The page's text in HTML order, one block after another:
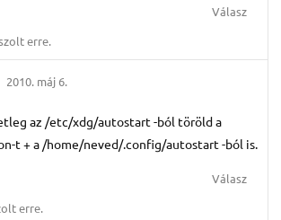
Válasz
erre.
2010. máj 6.
az /etc/xdg/autostart -ból töröld a
t + a /home/neved/.config/autostart -ból is.
Válasz
erre.